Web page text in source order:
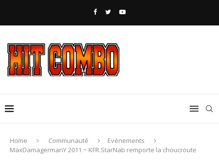
Home Communauté
Evénements
MaxDamagermanY 2011 ~ KFR.StarNab remporte la choucroute